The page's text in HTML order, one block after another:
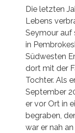
Die letzten
Lebens
Seymour auf
in
Südwesten
dort mit der
Tochter. Als
September
er vor Ort in
begraben,
war er nah